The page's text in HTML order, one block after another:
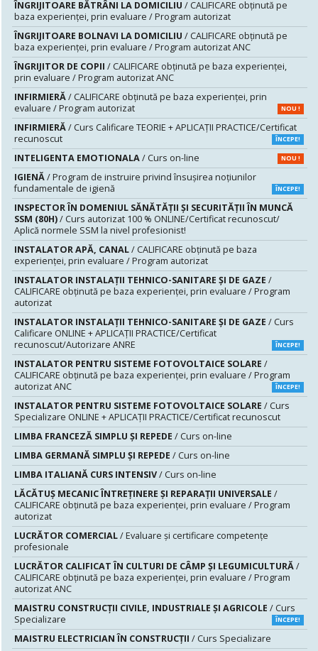
ÎNGRIJITOARE BĂTRÂNI LA DOMICILIU / CALIFICARE obținută pe
baza experienței, prin evaluare / Program autorizat
ÎNGRIJITOARE BOLNAVI LA DOMICILIU / CALIFICARE obținută pe
baza experienței, prin evaluare / Program autorizat ANC
ÎNGRIJITOR DE COPII / CALIFICARE obținută pe baza experienței,
prin evaluare / Program autorizat ANC
INFIRMIERĂ/ CALIFICARE obținută pe baza experienței, prin
evaluare / Program autorizat
NOU !
INFIRMIERĂ/ Curs Calificare TEORIE + APLICAȚII PRACTICE/Certificat
recunoscut
ÎNCEPE!
INTELIGENTA EMOTIONALA/ Curs on-line NOU !
IGIENĂ/ Program de instruire privind însuşirea noţiunilor
fundamentale de igienă
ÎNCEPE!
INSPECTOR ÎN DOMENIUL SĂNĂTĂŢII ŞI SECURITĂŢII ÎN MUNCĂ
SSM (80H)/ Curs autorizat 100 % ONLINE/Certificat recunoscut/
Aplică normele SSM la nivel profesionist!
INSTALATOR APĂ, CANAL/ CALIFICARE obținută pe baza
experienței, prin evaluare / Program autorizat
INSTALATOR INSTALAȚII TEHNICO-SANITARE ȘI DE GAZE /
CALIFICARE obținută pe baza experienței, prin evaluare / Program
autorizat
INSTALATOR INSTALAŢII TEHNICO-SANITARE ŞI DE GAZE / Curs
Calificare ONLINE + APLICAȚII PRACTICE/Certificat
recunoscut/Autorizare ANRE
ÎNCEPE!
INSTALATOR PENTRU SISTEME FOTOVOLTAICE SOLARE /
CALIFICARE obținută pe baza experienței, prin evaluare / Program
autorizat ANC
ÎNCEPE!
INSTALATOR PENTRU SISTEME FOTOVOLTAICE SOLARE / Curs
Specializare ONLINE + APLICAȚII PRACTICE/Certificat recunoscut
LIMBA FRANCEZĂ SIMPLU ȘI REPEDE / Curs on-line
LIMBA GERMANĂ SIMPLU ȘI REPEDE / Curs on-line
LIMBA ITALIANĂ CURS INTENSIV/ Curs on-line
LĂCĂTUŞ MECANIC ÎNTREŢINERE ŞI REPARAŢII UNIVERSALE /
CALIFICARE obținută pe baza experienței, prin evaluare / Program
autorizat
LUCRĂTOR COMERCIAL/ Evaluare şi certificare competenţe
profesionale
LUCRĂTOR CALIFICAT ÎN CULTURI DE CÂMP ȘI LEGUMICULTURĂ/
CALIFICARE obținută pe baza experienței, prin evaluare / Program
autorizat ANC
MAISTRU CONSTRUCŢII CIVILE, INDUSTRIALE ŞI AGRICOLE / Curs
Specializare
ÎNCEPE!
MAISTRU ELECTRICIAN ÎN CONSTRUCŢII / Curs Specializare